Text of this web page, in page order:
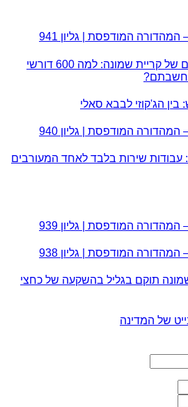
המודפסת | גליון 941
המספרים המפתיעים של קריית שמונה: למה 600 דורשי
הג'קוזי לבבא סאלי
המודפסת | גליון 940
עבודות שירות בלבד לאחד המעורבים
המודפסת | גליון 939
המודפסת | גליון 938
תוקם בגליל בהשקעה של כחצי
של המדינה